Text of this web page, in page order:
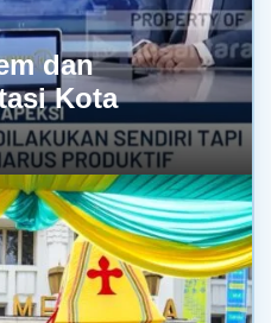
dan
Kota